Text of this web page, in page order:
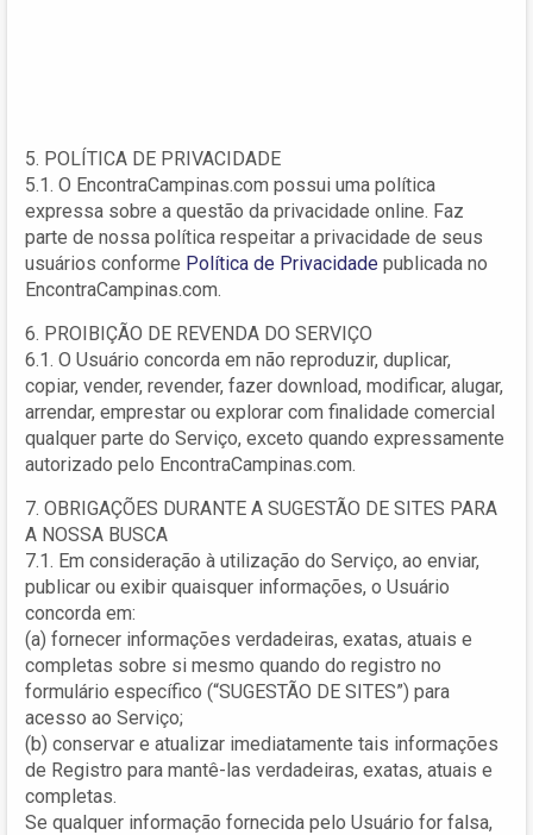
5. POLÍTICA DE PRIVACIDADE
5.1. O EncontraCampinas.com possui uma política
expressa sobre a questão da privacidade online. Faz
parte de nossa política respeitar a privacidade de seus
usuários conforme Política de Privacidade publicada no
EncontraCampinas.com.
6. PROIBIÇÃO DE REVENDA DO SERVIÇO
6.1. O Usuário concorda em não reproduzir, duplicar,
copiar, vender, revender, fazer download, modificar, alugar,
arrendar, emprestar ou explorar com finalidade comercial
qualquer parte do Serviço, exceto quando expressamente
autorizado pelo EncontraCampinas.com.
7. OBRIGAÇÕES DURANTE A SUGESTÃO DE SITES PARA
A NOSSA BUSCA
7.1. Em consideração à utilização do Serviço, ao enviar,
publicar ou exibir quaisquer informações, o Usuário
concorda em:
(a) fornecer informações verdadeiras, exatas, atuais e
completas sobre si mesmo quando do registro no
formulário específico (“SUGESTÃO DE SITES”) para
acesso ao Serviço;
(b) conservar e atualizar imediatamente tais informações
de Registro para mantê-las verdadeiras, exatas, atuais e
completas.
Se qualquer informação fornecida pelo Usuário for falsa,